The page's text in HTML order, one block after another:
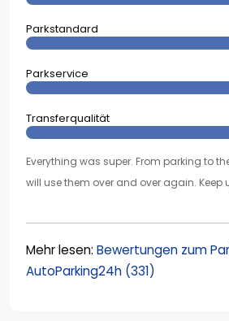
Parkstandard
Parkservice
Transferqualität
Everything was super. From parking to
will use them over and over again. Keep
Mehr lesen: Bewertungen zum
AutoParking24h (331)